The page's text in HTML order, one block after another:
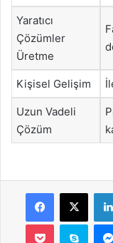
Yaratıcı
Çözümler
Üretme
Kişisel Gelişim
Uzun Vadeli
Çözüm
Facebook
X
Pocket